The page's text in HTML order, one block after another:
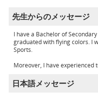
先生からのメッセージ
I have a Bachelor of
graduated with flying colors. I
Sports.
Moreover, I have experienced
日本語メッセージ